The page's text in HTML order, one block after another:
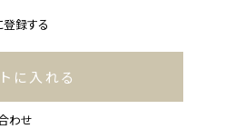
録する
に入れる
わせ